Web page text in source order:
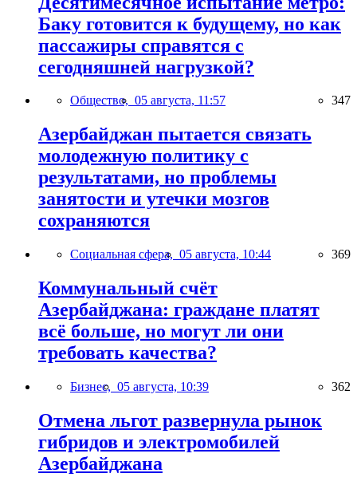
Баку готовится к будущему, но как
пассажиры справятся с
сегодняшней нагрузкой?
Общество, 05 августа, 11:57 347
Азербайджан пытается связать
молодежную политику с
результатами, но проблемы
занятости и утечки мозгов
сохраняются
Социальная сфера, 05 августа, 10:44 369
Коммунальный счёт
Азербайджана: граждане платят
всё больше, но могут ли они
требовать качества?
Бизнес, 05 августа, 10:39 362
Отмена льгот развернула рынок
гибридов и электромобилей
Азербайджана